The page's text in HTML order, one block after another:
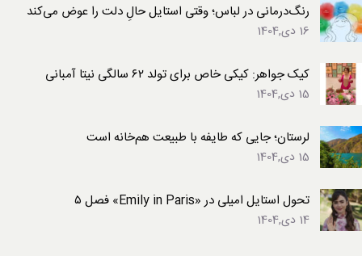
رنگ‌درمانی در لباس؛ وقتی استایل حالِ دلت را عوض می‌کند
16 دی,1404
کیک جواهر: کیکی خاص برای تولد ۶۲ سالگی نیتا آمبانی
15 دی,1404
لرستان؛ جایی که طایفه با طبیعت هم‌خانه است
15 دی,1404
تحول استایل امیلی در «Emily in Paris» فصل ۵
14 دی,1404